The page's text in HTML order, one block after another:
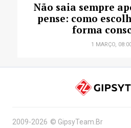
Não saia sempre
pense: como
forma
1 MARÇO,
2009-2026 © GipsyTeam.Br